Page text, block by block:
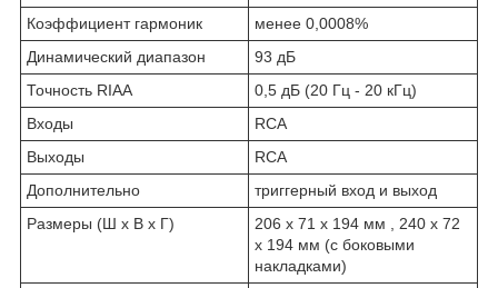
Коэффициент гармоник
менее 0,0008%
Динамический диапазон
93 дБ
Точность RIAA
0,5 дБ (20 Гц - 20 кГц)
Входы
RCA
Выходы
RCA
Дополнительно
триггерный вход и выход
Размеры (Ш х В х Г)
206 х 71 х 194 мм , 240 х 72
х 194 мм (с боковыми
накладками)